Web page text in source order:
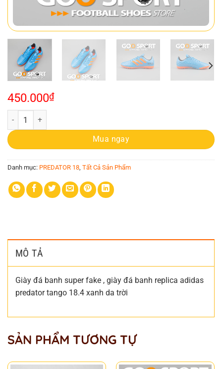
450.000₫
Adidas Predator 18.4 TF xanh da trời số lượng
Mua ngay
Danh mục: PREDATOR 18, Tất Cả Sản Phẩm
MÔ TẢ
Giày đá banh super fake , giày đá banh replica adidas
predator tango 18.4 xanh da trời
SẢN PHẨM TƯƠNG TỰ